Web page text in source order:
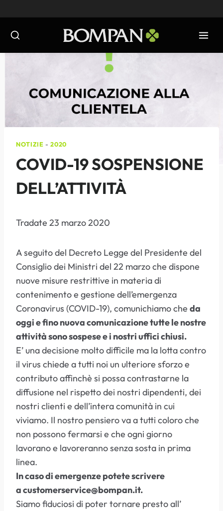
al
contenuto
NOTIZIE -2020
COVID-19 SOSPENSIONE
DELL’ATTIVITÀ
Tradate 23 marzo 2020
A seguito del Decreto Legge del Presidente del
Consiglio dei Ministri del 22 marzo che dispone
nuove misure restrittive in materia di
contenimento e gestione dell’emergenza
Coronavirus (COVID-19), comunichiamo che da
oggi e fino nuova comunicazione tutte le nostre
attività sono sospese e i nostri uffici chiusi.
E’ una decisione molto difficile ma la lotta contro
il virus chiede a tutti noi un ulteriore sforzo e
contributo affinchè si possa contrastarne la
diffusione nel rispetto dei nostri dipendenti, dei
nostri clienti e dell’intera comunità in cui
viviamo. Il nostro pensiero va a tutti coloro che
non possono fermarsi e che ogni giorno
lavorano e lavoreranno senza sosta in prima
linea.
In caso di emergenze potete scrivere
a customerservice@bompan.it.
Siamo fiduciosi di poter tornare presto all’